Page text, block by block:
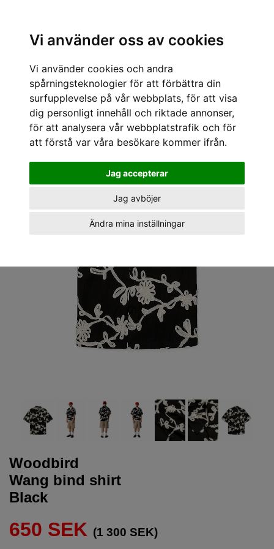
Vi använder oss av cookies
Vi använder cookies och andra
spårningsteknologier för att förbättra din
surfupplevelse på vår webbplats, för att visa
dig personligt innehåll och riktade annonser,
för att analysera vår webbplatstrafik och för
att förstå var våra besökare kommer ifrån.
Jag accepterar
Jag avböjer
Ändra mina inställningar
« Tillbaka /Kläder för killar/Skjortor /Woodbird/
Woodbird
Wang bind shirt
Black
650 SEK (1 300 SEK)